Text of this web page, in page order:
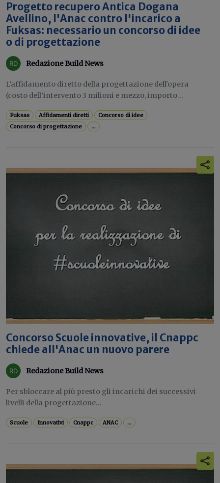
Progetto recupero Antica Dogana
Avellino, l'Anac contro l'incarico a
Fuksas: necessario un concorso di idee
o di progettazione
Redazione Build News
L’affidamento diretto della progettazione dell'opera
(costo dell’intervento 3 milioni e mezzo, importo...
Fuksas Affidamenti diretti
Concorso di idee
Concorso di progettazione
...
Concorso Scuole innovative, il Cnappc
chiede all'Anac un nuovo parere
Redazione Build News
Per sbloccare al più presto gli incarichi dei successivi
livelli della progettazione...
Scuole Innovativi Cnappc ANAC ...